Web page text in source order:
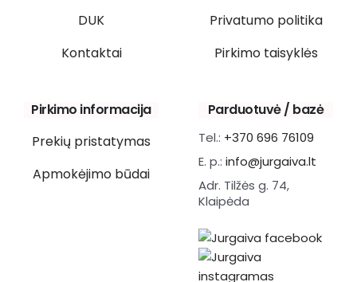
DUK
Kontaktai
Privatumo politika
Pirkimo taisyklės
Pirkimo informacija
Prekių pristatymas
Apmokėjimo būdai
Parduotuvė / bazė
Tel.: +370 696 76109
E. p.: info@jurgaiva.lt
Adr. Tilžės g. 74,
Klaipėda